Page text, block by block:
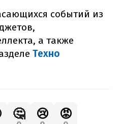
событий из
а также
Техно
🤔 😢 😡